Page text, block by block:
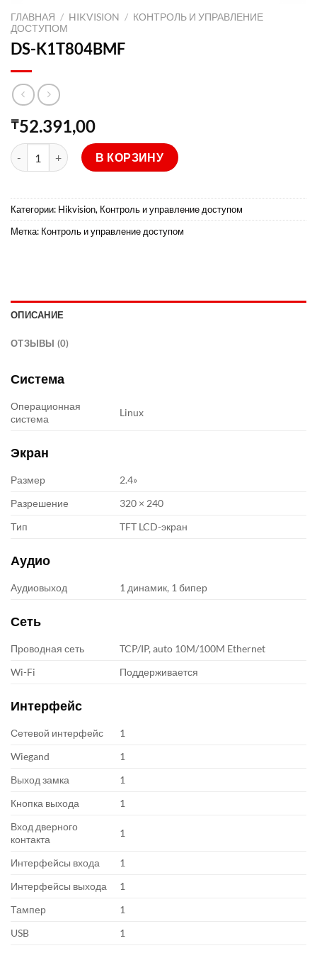
ГЛАВНАЯ / HIKVISION / КОНТРОЛЬ И УПРАВЛЕНИЕ
ДОСТУПОМ
DS-K1T804BMF
₸52.391,00
Количество товара DS-K1T804BMF
В КОРЗИНУ
Категории: Hikvision, Контроль и управление доступом
Метка: Контроль и управление доступом
ОПИСАНИЕ
ОТЗЫВЫ (0)
Система
Операционная
система
Linux
Экран
Размер
2.4»
Разрешение
320 × 240
Тип
TFT LCD-экран
Аудио
Аудиовыход 1 динамик, 1 бипер
Сеть
Проводная сеть
TCP/IP, auto 10M/100M Ethernet
Wi-Fi
Поддерживается
Интерфейс
Сетевой интерфейс
1
Wiegand
1
Выход замка
1
Кнопка выхода
1
Вход дверного
контакта
1
Интерфейсы входа
1
Интерфейсы выхода
1
Тампер
1
USB
1